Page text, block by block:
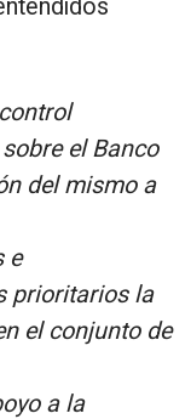
el Banco
del mismo a
e
prioritarios la
el conjunto de
a la